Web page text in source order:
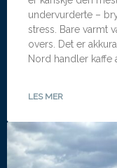
undervurderte –
stress. Bare varmt
overs. Det er
Nord handler kaffe
LES MER